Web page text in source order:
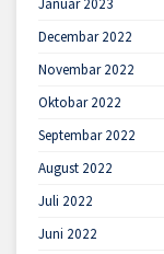
Januar 2023
Decembar 2022
Novembar 2022
Oktobar 2022
Septembar 2022
August 2022
Juli 2022
Juni 2022